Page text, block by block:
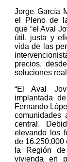
Jorge García
el Pleno de
que “el Aval
útil, justa y
vida de las
precios,
soluciones
“El Aval
implantada
Fernando
comunidades
central.
elevando los
de 16.250.000
la Región
vivienda en